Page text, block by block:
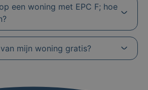
een woning met EPC F; hoe
mijn woning gratis?